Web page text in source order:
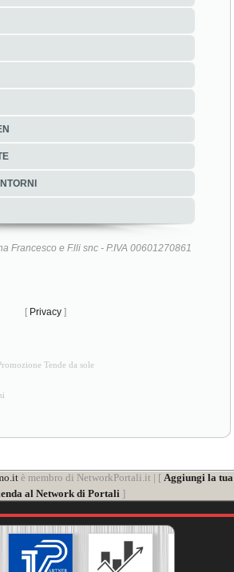
Francesco e F.lli snc - P.IVA 00601270861
[ Privacy ]
Promozione Tende da sole
è membro di NetworkPortali.it | [ Aggiungi la tua
al Network di Portali ]